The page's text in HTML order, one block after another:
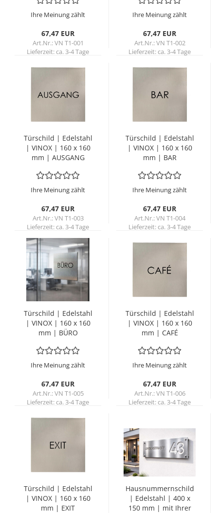
Ihre Meinung zählt
67,47 EUR
Art.Nr.: VN T1-001
Lieferzeit:ca. 3-4 Tage
Ihre Meinung zählt
67,47 EUR
Art.Nr.: VN T1-002
Lieferzeit:ca. 3-4 Tage
Tür­schild | Edel­stahl
| VINOX | 160 x 160
mm | AUS­GANG
Ihre Meinung zählt
67,47 EUR
Art.Nr.: VN T1-003
Lieferzeit:ca. 3-4 Tage
Tür­schild | Edel­stahl
| VINOX | 160 x 160
mm | BAR
Ihre Meinung zählt
67,47 EUR
Art.Nr.: VN T1-004
Lieferzeit:ca. 3-4 Tage
Tür­schild | Edel­stahl
| VINOX | 160 x 160
mm | BÜRO
Ihre Meinung zählt
67,47 EUR
Art.Nr.: VN T1-005
Lieferzeit:ca. 3-4 Tage
Tür­schild | Edel­stahl
| VINOX | 160 x 160
mm | CAFÉ
Ihre Meinung zählt
67,47 EUR
Art.Nr.: VN T1-006
Lieferzeit:ca. 3-4 Tage
Tür­schild | Edel­stahl
| VINOX | 160 x 160
mm | EXIT
Haus­num­mern­schild
| Edel­stahl | 400 x
150 mm | mit Ihrer